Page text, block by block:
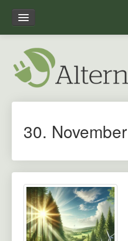
Forside
Leksikon
Om alternativ-energi.dk
30.